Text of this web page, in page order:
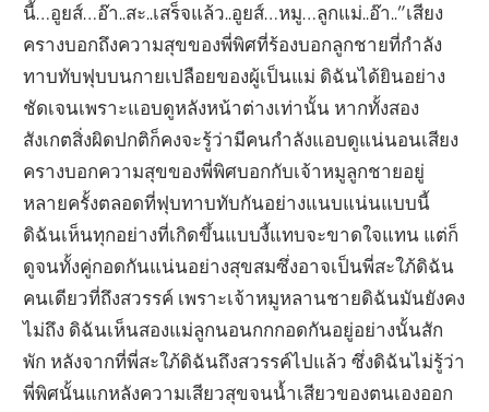
นี้…อูยส์…อ๊า..สะ..เสร็จแล้ว..อูยส์…หมู…ลูกแม่..อ๊า..”เสียง
ครางบอกถึงความสุขของพี่พิศที่ร้องบอกลูกชายที่กำลัง
ทาบทับฟุบบนกายเปลือยของผู้เป็นแม่ ดิฉันได้ยินอย่าง
ชัดเจนเพราะแอบดูหลังหน้าต่างเท่านั้น หากทั้งสอง
สังเกตสิ่งผิดปกติก็คงจะรู้ว่ามีคนกำลังแอบดูแน่นอนเสียง
ครางบอกความสุขของพี่พิศบอกกับเจ้าหมูลูกชายอยู่
หลายครั้งตลอดที่ฟุบทาบทับกันอย่างแนบแน่นแบบนี้
ดิฉันเห็นทุกอย่างที่เกิดขึ้นแบบงี้แทบจะขาดใจแทน แต่ก็
ดูจนทั้งคู่กอดกันแน่นอย่างสุขสมซึ่งอาจเป็นพี่สะใภ้ดิฉัน
คนเดียวที่ถึงสวรรค์ เพราะเจ้าหมูหลานชายดิฉันมันยังคง
ไม่ถึง ดิฉันเห็นสองแม่ลูกนอนกกกอดกันอยู่อย่างนั้นสัก
พัก หลังจากที่พี่สะใภ้ดิฉันถึงสวรรค์ไปแล้ว ซึ่งดิฉันไม่รู้ว่า
พี่พิศนั้นแกหลังความเสียวสุขจนน้ำเสียวของตนเองออก